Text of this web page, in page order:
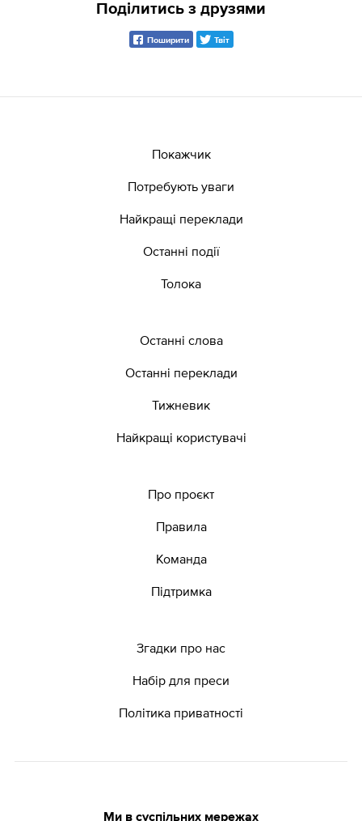
Поділитись з друзями
Поширити Твіт
Покажчик
Потребують уваги
Найкращі переклади
Останні події
Толока
Останні слова
Останні переклади
Тижневик
Найкращі користувачі
Про проєкт
Правила
Команда
Підтримка
Згадки про нас
Набір для преси
Політика приватності
Ми в суспільних мережах